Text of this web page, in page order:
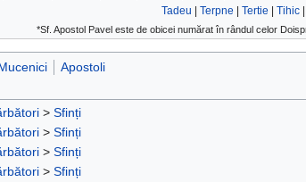
Tadeu
Terpne Tertie Tihic|
*Sf. Apostol Pavel este de obicei numărat în rândul celor
Apostoli
> Sfinți
> Sfinți
> Sfinți
> Sfinți